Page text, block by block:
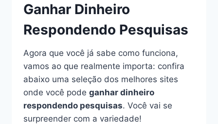
Ganhar Dinheiro
Respondendo Pesquisas
Agora que você já sabe como funciona,
vamos ao que realmente importa: confira
abaixo uma seleção dos melhores sites
onde você pode ganhar dinheiro
respondendo pesquisas. Você vai se
surpreender com a variedade!